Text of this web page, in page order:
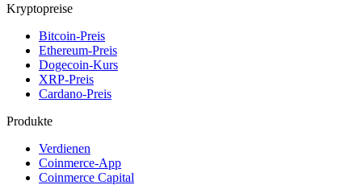
Kryptopreise
Bitcoin-Preis
Ethereum-Preis
Dogecoin-Kurs
XRP-Preis
Cardano-Preis
Produkte
Verdienen
Coinmerce-App
Coinmerce Capital